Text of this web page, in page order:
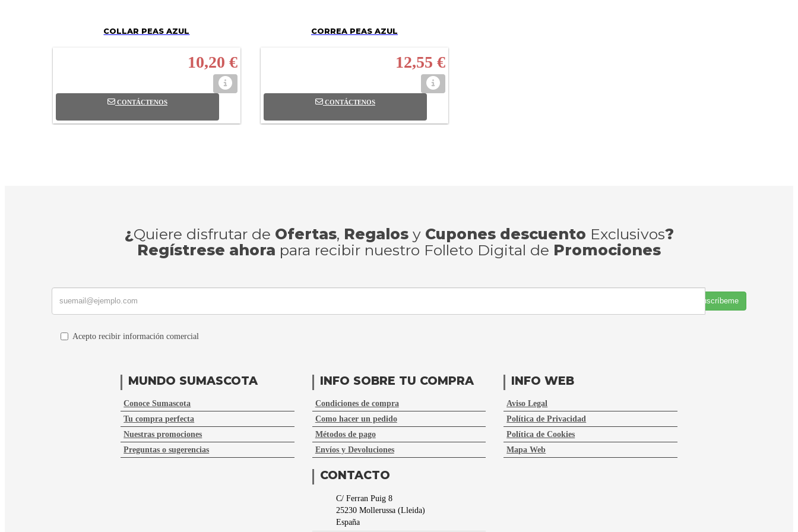
COLLAR PEAS AZUL
10,20 €
CONTÁCTENOS
CORREA PEAS AZUL
12,55 €
CONTÁCTENOS
¿Quiere disfrutar de Ofertas, Regalosy Cupones descuento Exclusivos?
Regístrese ahora para recibir nuestro Folleto Digital de Promociones
Suscríbeme
Acepto recibir información comercial
MUNDO SUMASCOTA
Conoce Sumascota
Tu compra perfecta
Nuestras promociones
Preguntas o sugerencias
INFO SOBRE TU COMPRA
Condiciones de compra
Como hacer un pedido
Métodos de pago
Envíos y Devoluciones
INFO WEB
Aviso Legal
Política de Privacidad
Política de Cookies
Mapa Web
CONTACTO
C/ Ferran Puig 8
25230 Mollerussa(Lleida)
España